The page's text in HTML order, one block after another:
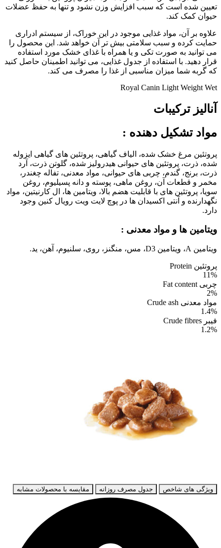
تعیین شده است که سبب افزایش وزن نشود و تنها به حفظ عضلات
حیوان کمک کند.
علاوه بر آن، مواد غذایی موجود در این خوراک، از سیستم ادراری
حمایت کرده و سبب سلامتی بیش تر آن خواهد شد. این محصول را
می توانید به صورت تکی و یا همراه با غذای خشک مورد استفاده
قرار دهید. با استفاده از جدول غذایی، می توانید اطمینان حاصل کنید
که گربه شما میزان مناسبی از غذا را مصرف می کند.
Royal Canin Light Weight Wet
آنالیز ترکیبات
مواد تشکیل دهنده :
پروتئین مرغ خشک شده، الیاف گیاهی، پروتئین های گیاهی ایزوله
شده، ذرت، پروتئین های حیوانی هیدرولیز شده، گلوتن ذرت، آرد
ذرت، برنج، گندم، چربی های حیوانی، مواد معدنی، تفاله چغندر،
مخمر و قطعات آن، روغن ماهی، پوسته و دانه پسیلیوم، روغن
سویا، پروتئین های با قابلیت هضم بالا، ویتامین ها، ال کارنیتین، مواد
نگهدارنده و آنتی اکسیدان ها در پوچ لایت ویت رویال کنین وجود
دارد.
ویتامین ها و مواد معدنی :
ویتامین A، ویتامین D3، مس، منگنز، روی، سلنیوم، آهن، ید.
پروتئین Protein
11%
چربی Fat content
2%
مواد معدنی Crude ash
1.4%
فیبر Crude fibres
1.2%
ویژگی های شاخص جدول مصرف روزانه مقایسه با محصولات مشابه